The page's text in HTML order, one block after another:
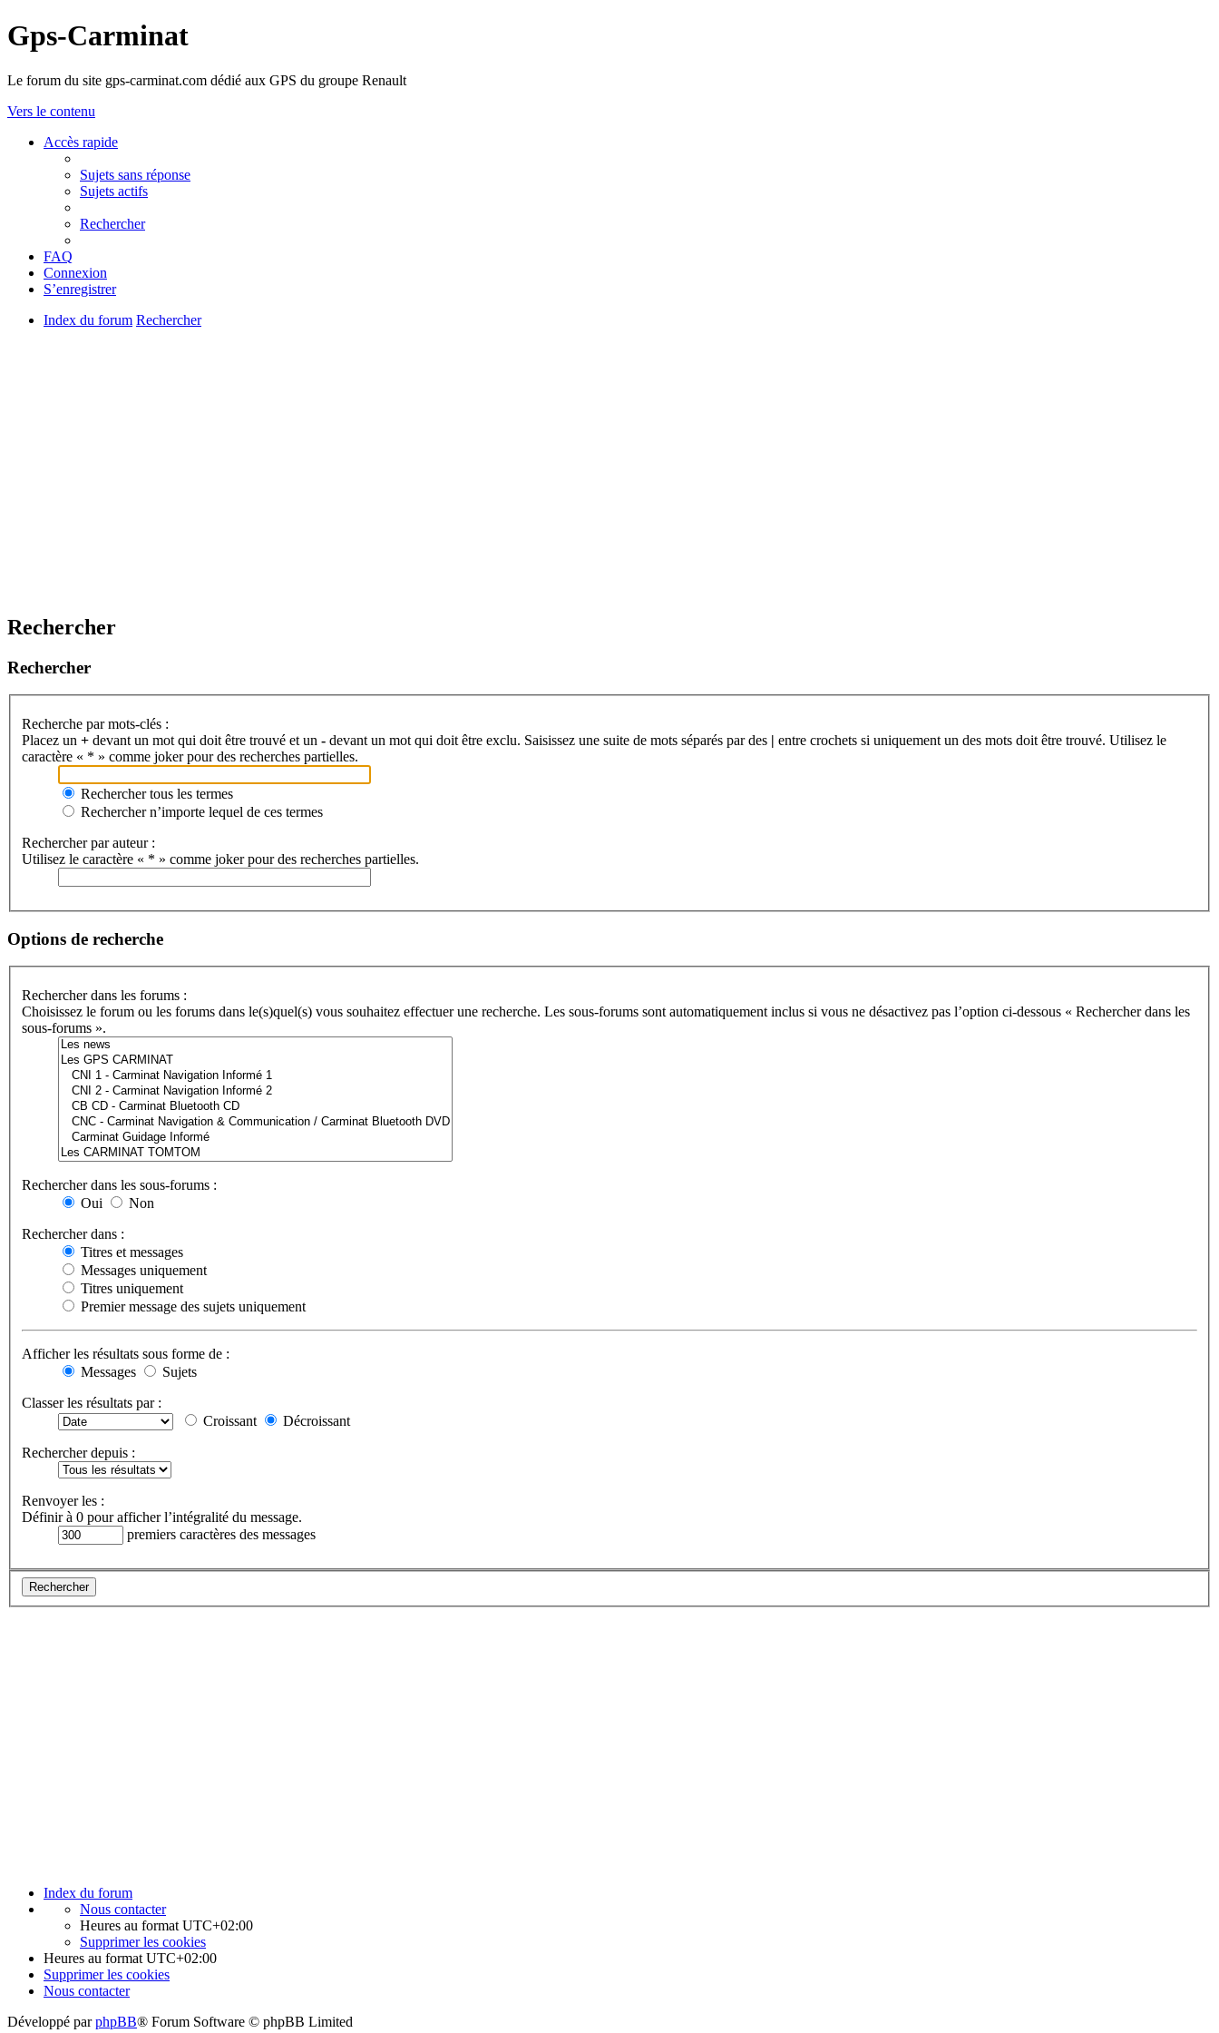
Gps-Carminat
Le forum du site gps-carminat.com dédié aux GPS du groupe Renault
Vers le contenu
Accès rapide
Sujets sans réponse
Sujets actifs
Rechercher
FAQ
Connexion
S’enregistrer
Index du forum Rechercher
Rechercher
Rechercher
Recherche par mots-clés :
Placez un + devant un mot qui doit être trouvé et un - devant un mot qui doit être exclu. Saisissez une suite de mots séparés par des | entre crochets si uniquement un des mots doit être trouvé. Utilisez le
caractère « * » comme joker pour des recherches partielles.
Rechercher tous les termes
Rechercher n’importe lequel de ces termes
Rechercher par auteur :
Utilisez le caractère « * » comme joker pour des recherches partielles.
Options de recherche
Rechercher dans les forums :
Choisissez le forum ou les forums dans le(s)quel(s) vous souhaitez effectuer une recherche. Les sous-forums sont automatiquement inclus si vous ne désactivez pas l’option ci-dessous « Rechercher dans les
sous-forums ».
Rechercher dans les sous-forums :
Oui
Non
Rechercher dans :
Titres et messages
Messages uniquement
Titres uniquement
Premier message des sujets uniquement
Afficher les résultats sous forme de :
Messages
Sujets
Classer les résultats par :
Croissant
Décroissant
Rechercher depuis :
Renvoyer les :
Définir à 0 pour afficher l’intégralité du message.
premiers caractères des messages
Index du forum
Nous contacter
Heures au format UTC+02:00
Supprimer les cookies
Heures au format UTC+02:00
Supprimer les cookies
Nous contacter
Développé parphpBB® Forum Software © phpBB Limited